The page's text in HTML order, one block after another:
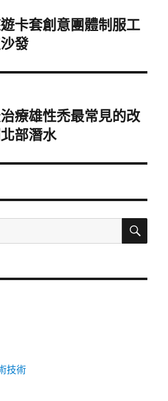
卡套創意團體制服工
發
療雄性禿最常見的改
部潛水
搜
技術